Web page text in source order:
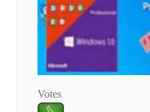
Votes